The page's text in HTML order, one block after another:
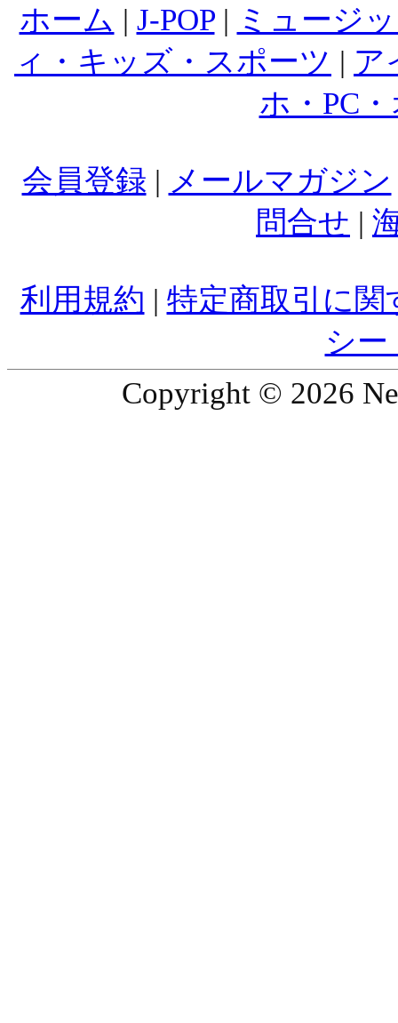
ホーム | J-POP| ミュージ
ィ・キッズ・スポーツ | ア
ホ・PC
会員登録 | メールマガジン
問合せ |
利用規約 | 特定商取引に
シー
Copyright © 2026